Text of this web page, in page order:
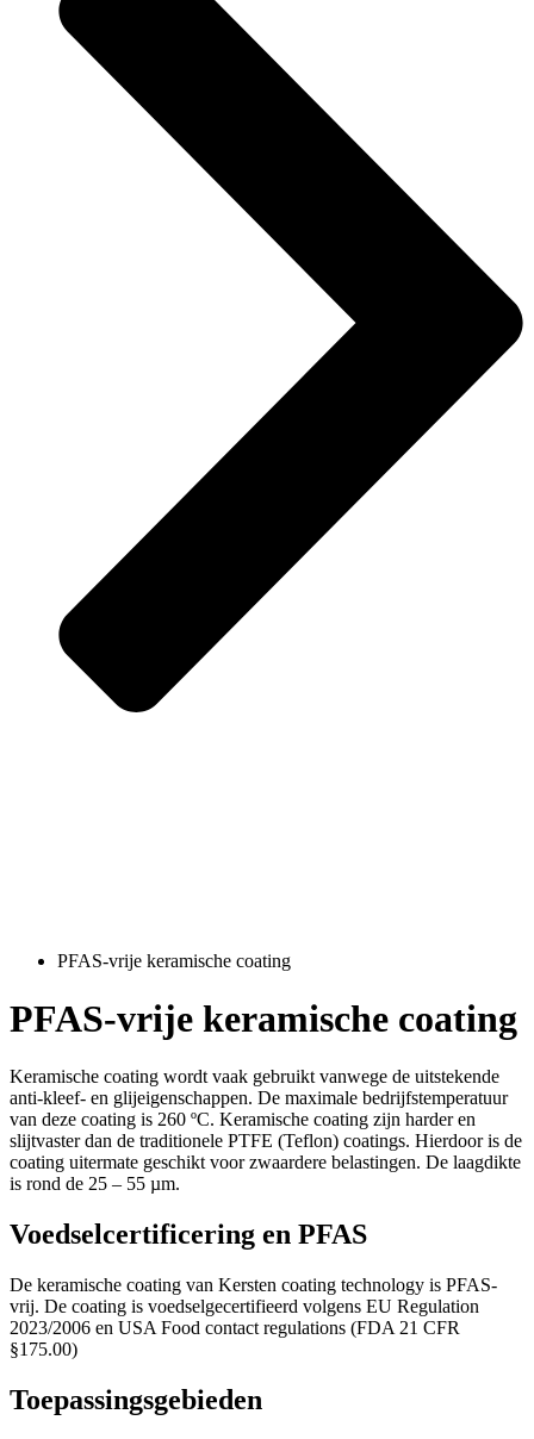
PFAS-vrije keramische coating
PFAS-vrije keramische coating
Keramische coating wordt vaak gebruikt vanwege de uitstekende
anti-kleef- en glijeigenschappen. De maximale bedrijfstemperatuur
van deze coating is 260 ºC. Keramische coating zijn harder en
slijtvaster dan de traditionele PTFE (Teflon) coatings. Hierdoor is de
coating uitermate geschikt voor zwaardere belastingen. De laagdikte
is rond de 25 – 55 µm.
Voedselcertificering en PFAS
De keramische coating van Kersten coating technology is PFAS-
vrij. De coating is voedselgecertifieerd volgens EU Regulation
2023/2006 en USA Food contact regulations (FDA 21 CFR
§175.00)
Toepassingsgebieden